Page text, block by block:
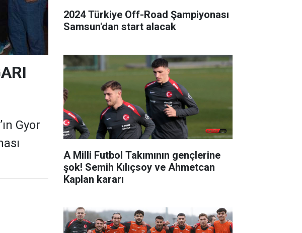
Gyor
2024 Türkiye Off-Road Şampiyonası
Samsun'dan start alacak
A Milli Futbol Takımının gençlerine
şok! Semih Kılıçsoy ve Ahmetcan
Kaplan kararı